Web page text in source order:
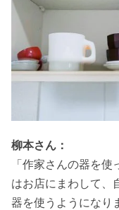
柳本さん：
「作家さんの器を
はお店にまわして、
器を使うようになり